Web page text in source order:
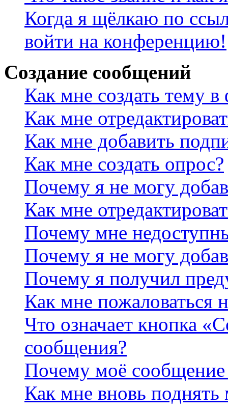
Когда я щёлкаю по
войти на конференцию!
Создание сообщений
Как мне создать тему
Как мне
Как мне добавить
Как мне создать опрос?
Почему я не могу
Как мне
Почему мне
Почему я не могу
Почему я получил
Как мне пожаловаться
Что означает кнопка
сообщения?
Почему моё сообщение
Как мне вновь